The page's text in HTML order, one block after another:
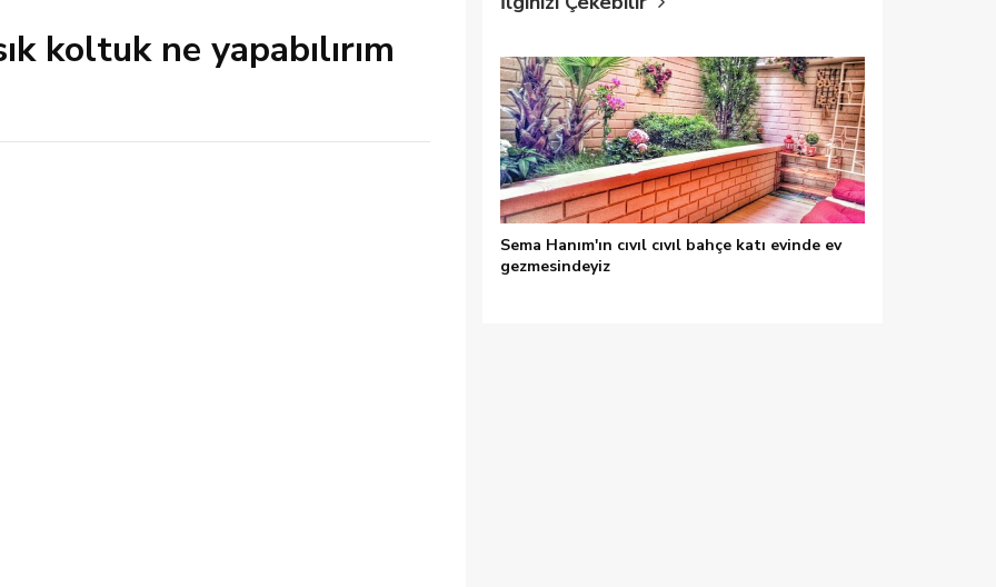
koltuk ne yapabılırım
Sema Hanım'ın cıvıl cıvıl bahçe katı evinde ev
gezmesindeyiz